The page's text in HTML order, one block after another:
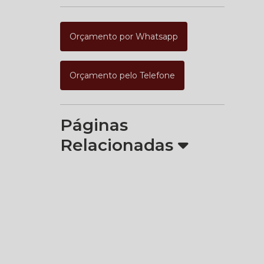
Orçamento por Whatsapp
Orçamento pelo Telefone
Páginas
Relacionadas